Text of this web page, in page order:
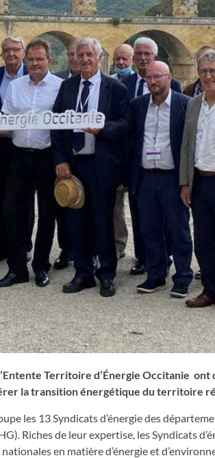
Territoire d’Énergie Occitanie ont
la transition énergétique du territoire
les 13 Syndicats d’énergie des
Riches de leur expertise, les Syndicats
en matière d’énergie et